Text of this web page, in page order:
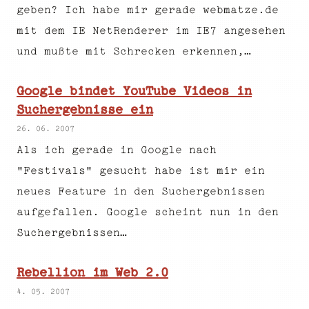
geben? Ich habe mir gerade webmatze.de
mit dem IE NetRenderer im IE7 angesehen
und mußte mit Schrecken erkennen,…
Google bindet YouTube Videos in
Suchergebnisse ein
26. 06. 2007
Als ich gerade in Google nach
"Festivals" gesucht habe ist mir ein
neues Feature in den Suchergebnissen
aufgefallen. Google scheint nun in den
Suchergebnissen…
Rebellion im Web 2.0
4. 05. 2007